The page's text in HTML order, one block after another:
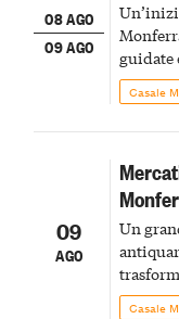
08 AGO
09 AGO
guidate
Casale
09
AGO
Un
Casale